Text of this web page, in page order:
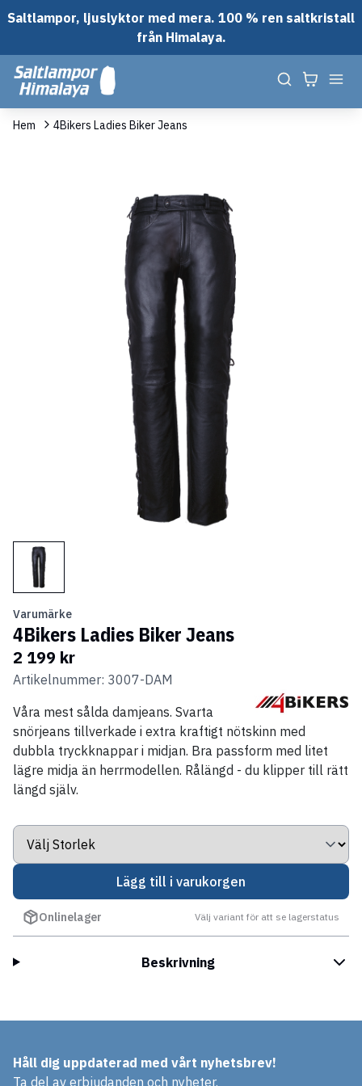
Saltlampor, ljuslyktor med mera. 100 % ren saltkristall
från Himalaya.
Hem 4Bikers Ladies Biker Jeans
Varumärke
4Bikers Ladies Biker Jeans
2 199 kr
Artikelnummer: 3007-DAM
Våra mest sålda damjeans. Svarta
snörjeans tillverkade i extra kraftigt nötskinn med
dubbla tryckknappar i midjan. Bra passform med litet
lägre midja än herrmodellen. Rålängd - du klipper till rätt
längd själv.
Lägg till i varukorgen
Onlinelager Välj variant för att se lagerstatus
Beskrivning
Håll dig uppdaterad med vårt nyhetsbrev!
Ta del av erbjudanden och nyheter.